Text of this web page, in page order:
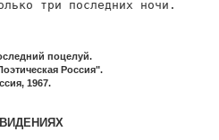
поцелуй.
Россия".
1967.